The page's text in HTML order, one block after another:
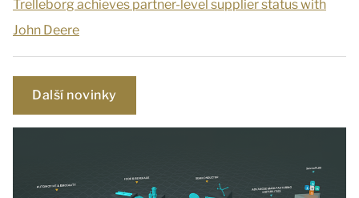
Trelleborg achieves partner-level supplier status with
John Deere
Další novinky